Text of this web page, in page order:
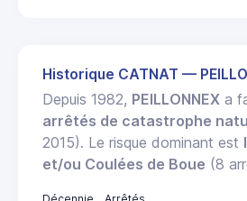
Historique CATNAT —
Depuis 1982, PEILLONNEX a
arrêtés de catastrophe
2015). Le risque dominant est
et/ou Coulées de Boue (8
Décennie
Arrêtés